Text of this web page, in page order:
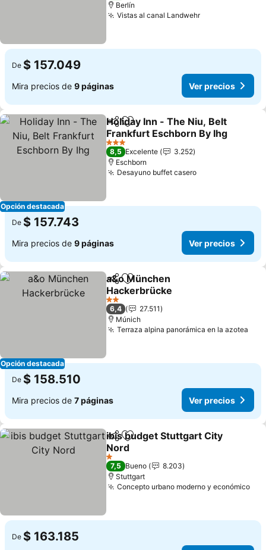
Berlín
Vistas al canal Landwehr
De $ 157.049
Mira precios de 9 páginas Ver precios
Opción destacada
CompartirAgregar a favoritos
Holiday Inn - The Niu, Belt
Frankfurt Eschborn By Ihg
3 Estrellas
8,5 Excelente
3.252
Eschborn
Desayuno buffet casero
De $ 157.743
Mira precios de 9 páginas Ver precios
Opción destacada
CompartirAgregar a favoritos
a&o München
Hackerbrücke
2 Estrellas
6,4
27.511
Múnich
Terraza alpina panorámica en la azotea
De $ 158.510
Mira precios de 7 páginas Ver precios
CompartirAgregar a favoritos
ibis budget Stuttgart City
Nord
1 Estrellas
7,5 Bueno
8.203
Stuttgart
Concepto urbano moderno y económico
De $ 163.185